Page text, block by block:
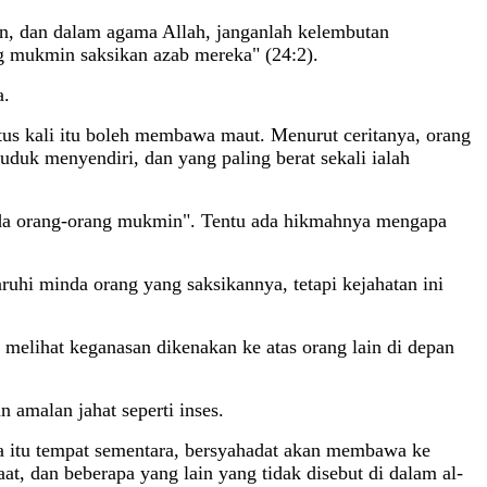
dan dalam agama Allah, janganlah kelembutan
saksikan azab mereka" (24:2).
kali itu boleh membawa maut. Menurut ceritanya, orang
menyendiri, dan yang paling berat sekali ialah
orang-orang mukmin". Tentu ada hikmahnya mengapa
minda orang yang saksikannya, tetapi kejahatan ini
keganasan dikenakan ke atas orang lain di depan
amalan jahat seperti inses.
tempat sementara, bersyahadat akan membawa ke
dan beberapa yang lain yang tidak disebut di dalam al-